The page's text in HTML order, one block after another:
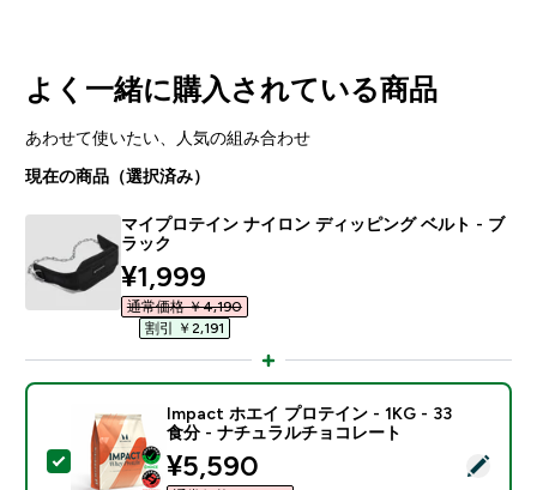
よく一緒に購入されている商品
あわせて使いたい、人気の組み合わせ
現在の商品（選択済み）
マイプロテイン ナイロン ディッピング ベルト - ブ
ラック
discounted price
¥1,999‎
通常価格 ￥4,190‎
割引 ￥2,191‎
この商品を選択 - Impact ホエイ プロテイン - 1KG -
Impact ホエイ プロテイン - 1KG - 33
食分 - ナチュラルチョコレート
discounted price
¥5,590‎